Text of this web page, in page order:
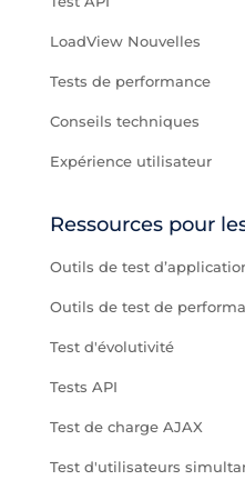
LoadView Nouvelles
Tests de performance
Conseils techniques
Expérience utilisateur
Ressources pour
Outils de test
Outils de test de
Test d'évolutivité
Tests API
Test de charge AJAX
Test d'utilisateurs